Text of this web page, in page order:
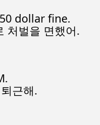
dollar fine.
처벌을 면했어.
근해.